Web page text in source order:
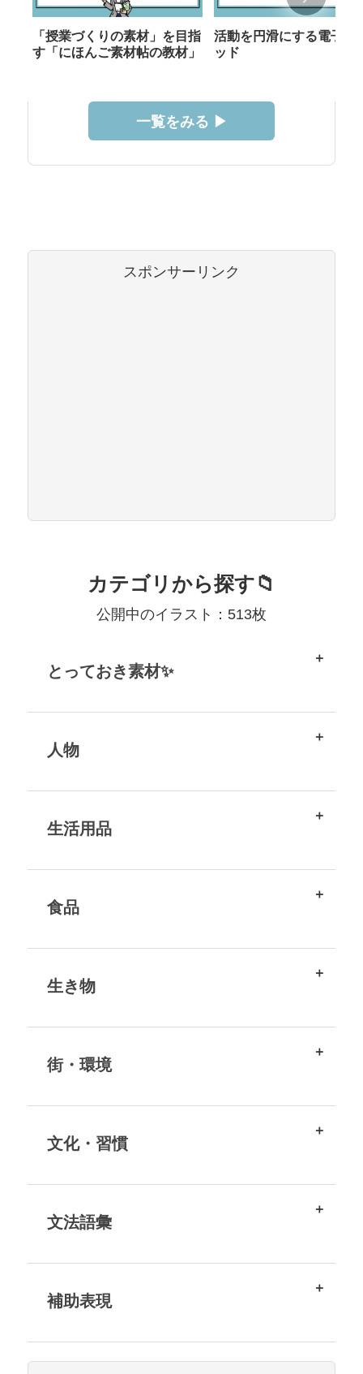
「授業づくりの素材」を目指
す「にほんご素材帖の教材」
活動を円滑にする電子メ
ッド
一覧をみる ▶︎
スポンサーリンク
カテゴリから探す📁
公開中のイラスト：513枚
とっておき素材✨
人物
生活用品
食品
生き物
街・環境
文化・習慣
文法語彙
補助表現